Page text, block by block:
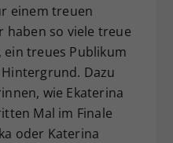
einem treuen
haben so viele treue
treues Publikum
Dazu
wie Ekaterina
Mal im Finale
oder Katerina